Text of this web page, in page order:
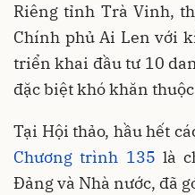
Riêng tỉnh Trà Vinh,
Chính phủ Ai Len với
triển khai đầu tư 10
đặc biệt khó khăn
Tại Hội thảo, hầu hết
Chương trình 135 là
Đảng và Nhà nước, đã